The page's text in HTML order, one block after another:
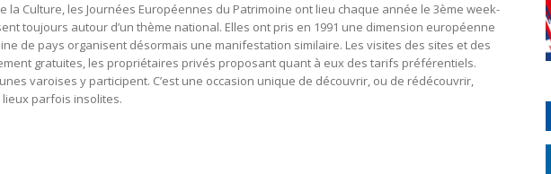
la Culture, les Journées Européennes du Patrimoine ont lieu chaque année le 3ème week-
toujours autour d’un thème national. Elles ont pris en 1991 une dimension européenne
de pays organisent désormais une manifestation similaire. Les visites des sites et des
gratuites, les propriétaires privés proposant quant à eux des tarifs préférentiels.
varoises y participent. C’est une occasion unique de découvrir, ou de rédécouvrir,
parfois insolites.